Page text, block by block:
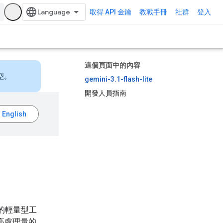
取得 API 金鑰 教戰手冊 社群 登入
這個頁面中的內容
gemini-3.1-flash-lite
開發人員指南
輕量型工